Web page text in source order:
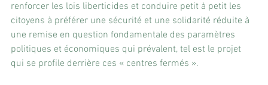
renforcer les lois liberticides et conduire petit à petit les
citoyens à préférer une sécurité et une solidarité réduite à
une remise en question fondamentale des paramètres
politiques et économiques qui prévalent, tel est le projet
qui se profile derrière ces « centres fermés ».